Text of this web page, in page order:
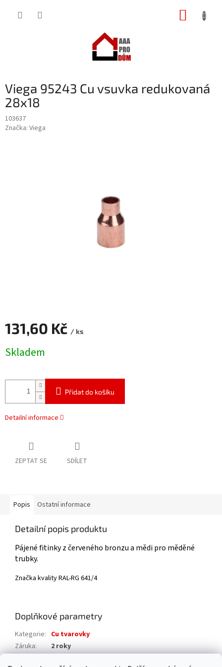
Viega 95243 Cu vsuvka redukovaná
28x18
103637
Značka: Viega
131,60 Kč / ks
cena:
Skladem
Přidat do košíku
Detailní informace
ZEPTAT SE SDÍLET
Popis Ostatní informace
Detailní popis produktu
Pájené fitinky z červeného bronzu a mědi pro měděné
trubky.
Značka kvality RAL-​RG 641/4
Doplňkové parametry
Kategorie: Cu tvarovky
Záruka:
2 roky